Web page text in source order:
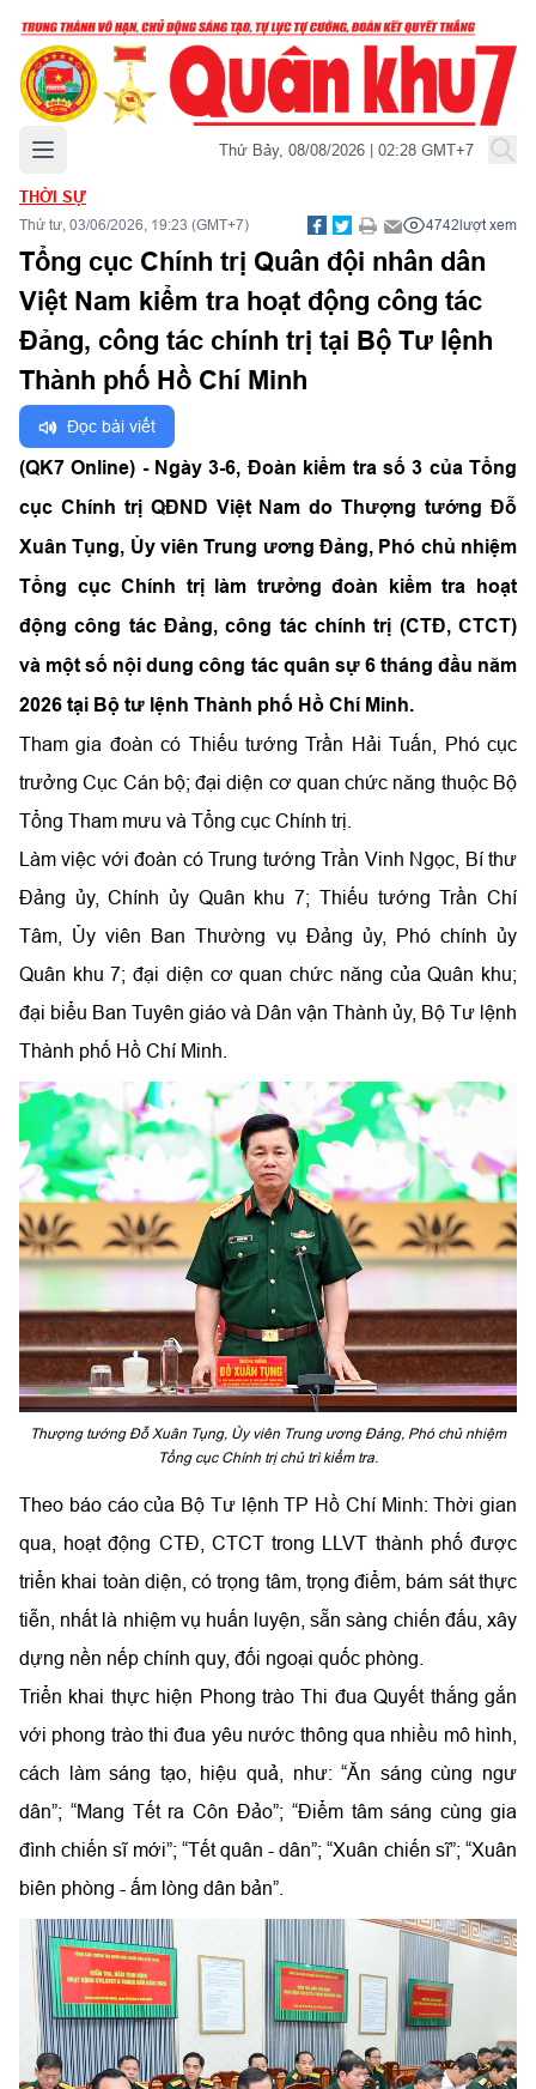
Mở menu chính Thứ Bảy, 08/08/2026 | 02:28 GMT+7
THỜI SỰ
Thứ tư, 03/06/2026, 19:23 (GMT+7) 4742lượt xem
Tổng cục Chính trị Quân đội nhân dân
Việt Nam kiểm tra hoạt động công tác
Đảng, công tác chính trị tại Bộ Tư lệnh
Thành phố Hồ Chí Minh
Đọc bài viết
(QK7 Online) - Ngày 3-6, Đoàn kiểm tra số 3 của Tổng
cục Chính trị QĐND Việt Nam do Thượng tướng Đỗ
Xuân Tụng, Ủy viên Trung ương Đảng, Phó chủ nhiệm
Tổng cục Chính trị làm trưởng đoàn kiểm tra hoạt
động công tác Đảng, công tác chính trị (CTĐ, CTCT)
và một số nội dung công tác quân sự 6 tháng đầu năm
2026 tại Bộ tư lệnh Thành phố Hồ Chí Minh.
Tham gia đoàn có Thiếu tướng Trần Hải Tuấn, Phó cục
trưởng Cục Cán bộ; đại diện cơ quan chức năng thuộc Bộ
Tổng Tham mưu và Tổng cục Chính trị.
Làm việc với đoàn có Trung tướng Trần Vinh Ngọc, Bí thư
Đảng ủy, Chính ủy Quân khu 7; Thiếu tướng Trần Chí
Tâm, Ủy viên Ban Thường vụ Đảng ủy, Phó chính ủy
Quân khu 7; đại diện cơ quan chức năng của Quân khu;
đại biểu Ban Tuyên giáo và Dân vận Thành ủy, Bộ Tư lệnh
Thành phố Hồ Chí Minh.
Thượng tướng Đỗ Xuân Tụng, Ủy viên Trung ương Đảng, Phó chủ nhiệm
Tổng cục Chính trị chủ trì kiểm tra.
Theo báo cáo của Bộ Tư lệnh TP Hồ Chí Minh: Thời gian
qua, hoạt động CTĐ, CTCT trong LLVT thành phố được
triển khai toàn diện, có trọng tâm, trọng điểm, bám sát thực
tiễn, nhất là nhiệm vụ huấn luyện, sẵn sàng chiến đấu, xây
dựng nền nếp chính quy, đối ngoại quốc phòng.
Triển khai thực hiện Phong trào Thi đua Quyết thắng gắn
với phong trào thi đua yêu nước thông qua nhiều mô hình,
cách làm sáng tạo, hiệu quả, như: “Ăn sáng cùng ngư
dân”; “Mang Tết ra Côn Đảo”; “Điểm tâm sáng cùng gia
đình chiến sĩ mới”; “Tết quân - dân”; “Xuân chiến sĩ”; “Xuân
biên phòng - ấm lòng dân bản”.